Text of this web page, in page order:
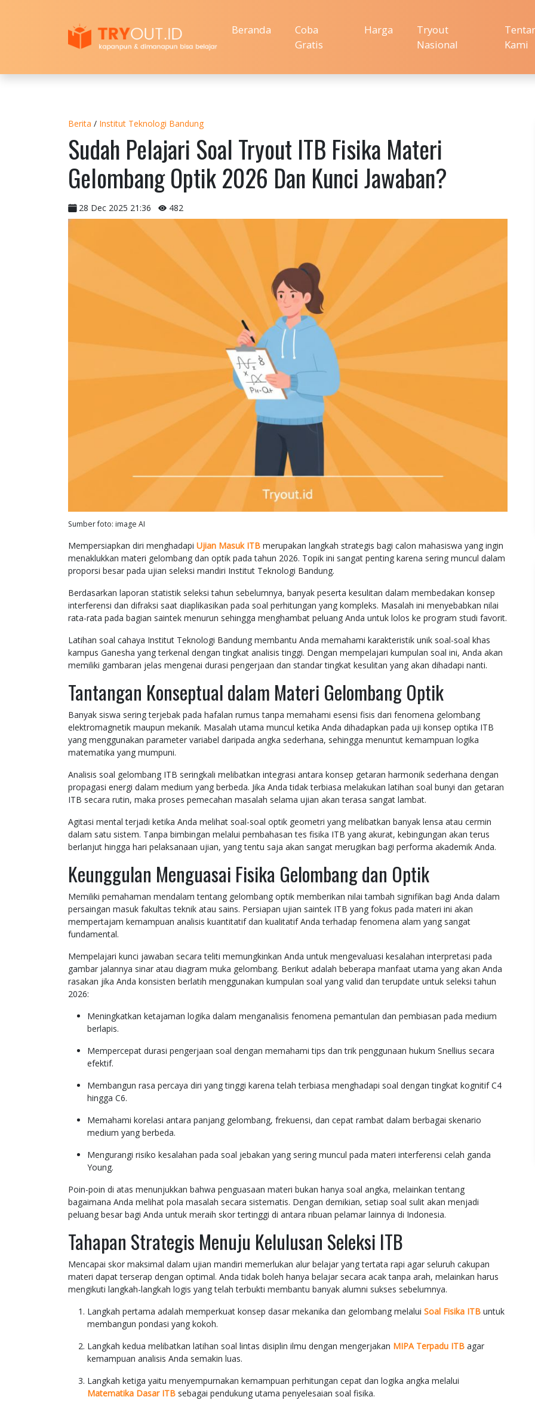
Beranda
Coba
Gratis
Harga
Tryout
Nasional
Kami
Berita / Institut Teknologi Bandung
Sudah Pelajari Soal Tryout ITB Fisika Materi
Gelombang Optik 2026 Dan Kunci Jawaban?
28 Dec 2025 21:36 482
Sumber foto: image AI
Mempersiapkan diri menghadapi Ujian Masuk ITB merupakan langkah strategis bagi calon mahasiswa yang ingin
menaklukkan materi gelombang dan optik pada tahun 2026. Topik ini sangat penting karena sering muncul dalam
proporsi besar pada ujian seleksi mandiri Institut Teknologi Bandung.
Berdasarkan laporan statistik seleksi tahun sebelumnya, banyak peserta kesulitan dalam membedakan konsep
interferensi dan difraksi saat diaplikasikan pada soal perhitungan yang kompleks. Masalah ini menyebabkan nilai
rata-rata pada bagian saintek menurun sehingga menghambat peluang Anda untuk lolos ke program studi favorit.
Latihan soal cahaya Institut Teknologi Bandung membantu Anda memahami karakteristik unik soal-soal khas
kampus Ganesha yang terkenal dengan tingkat analisis tinggi. Dengan mempelajari kumpulan soal ini, Anda akan
memiliki gambaran jelas mengenai durasi pengerjaan dan standar tingkat kesulitan yang akan dihadapi nanti.
Tantangan Konseptual dalam Materi Gelombang Optik
Banyak siswa sering terjebak pada hafalan rumus tanpa memahami esensi fisis dari fenomena gelombang
elektromagnetik maupun mekanik. Masalah utama muncul ketika Anda dihadapkan pada uji konsep optika ITB
yang menggunakan parameter variabel daripada angka sederhana, sehingga menuntut kemampuan logika
matematika yang mumpuni.
Analisis soal gelombang ITB seringkali melibatkan integrasi antara konsep getaran harmonik sederhana dengan
propagasi energi dalam medium yang berbeda. Jika Anda tidak terbiasa melakukan latihan soal bunyi dan getaran
ITB secara rutin, maka proses pemecahan masalah selama ujian akan terasa sangat lambat.
Agitasi mental terjadi ketika Anda melihat soal-soal optik geometri yang melibatkan banyak lensa atau cermin
dalam satu sistem. Tanpa bimbingan melalui pembahasan tes fisika ITB yang akurat, kebingungan akan terus
berlanjut hingga hari pelaksanaan ujian, yang tentu saja akan sangat merugikan bagi performa akademik Anda.
Keunggulan Menguasai Fisika Gelombang dan Optik
Memiliki pemahaman mendalam tentang gelombang optik memberikan nilai tambah signifikan bagi Anda dalam
persaingan masuk fakultas teknik atau sains. Persiapan ujian saintek ITB yang fokus pada materi ini akan
mempertajam kemampuan analisis kuantitatif dan kualitatif Anda terhadap fenomena alam yang sangat
fundamental.
Mempelajari kunci jawaban secara teliti memungkinkan Anda untuk mengevaluasi kesalahan interpretasi pada
gambar jalannya sinar atau diagram muka gelombang. Berikut adalah beberapa manfaat utama yang akan Anda
rasakan jika Anda konsisten berlatih menggunakan kumpulan soal yang valid dan terupdate untuk seleksi tahun
2026:
Meningkatkan ketajaman logika dalam menganalisis fenomena pemantulan dan pembiasan pada medium
berlapis.
Mempercepat durasi pengerjaan soal dengan memahami tips dan trik penggunaan hukum Snellius secara
efektif.
Membangun rasa percaya diri yang tinggi karena telah terbiasa menghadapi soal dengan tingkat kognitif C4
hingga C6.
Memahami korelasi antara panjang gelombang, frekuensi, dan cepat rambat dalam berbagai skenario
medium yang berbeda.
Mengurangi risiko kesalahan pada soal jebakan yang sering muncul pada materi interferensi celah ganda
Young.
Poin-poin di atas menunjukkan bahwa penguasaan materi bukan hanya soal angka, melainkan tentang
bagaimana Anda melihat pola masalah secara sistematis. Dengan demikian, setiap soal sulit akan menjadi
peluang besar bagi Anda untuk meraih skor tertinggi di antara ribuan pelamar lainnya di Indonesia.
Tahapan Strategis Menuju Kelulusan Seleksi ITB
Mencapai skor maksimal dalam ujian mandiri memerlukan alur belajar yang tertata rapi agar seluruh cakupan
materi dapat terserap dengan optimal. Anda tidak boleh hanya belajar secara acak tanpa arah, melainkan harus
mengikuti langkah-langkah logis yang telah terbukti membantu banyak alumni sukses sebelumnya.
Langkah pertama adalah memperkuat konsep dasar mekanika dan gelombang melalui Soal Fisika ITB untuk
membangun pondasi yang kokoh.
Langkah kedua melibatkan latihan soal lintas disiplin ilmu dengan mengerjakan MIPA Terpadu ITB agar
kemampuan analisis Anda semakin luas.
Langkah ketiga yaitu menyempurnakan kemampuan perhitungan cepat dan logika angka melalui
Matematika Dasar ITB sebagai pendukung utama penyelesaian soal fisika.